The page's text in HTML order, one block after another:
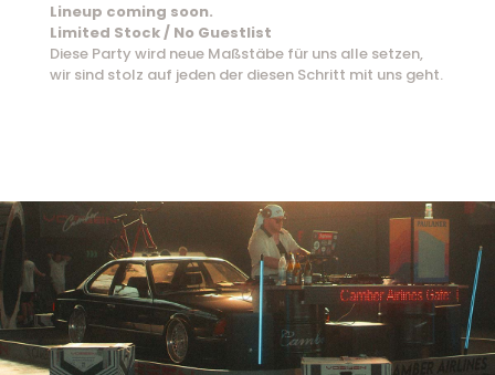
Lineup coming soon.
Limited Stock / No Guestlist
Diese Party wird neue Maßstäbe für uns alle setzen,
wir sind stolz auf jeden der diesen Schritt mit uns geht.